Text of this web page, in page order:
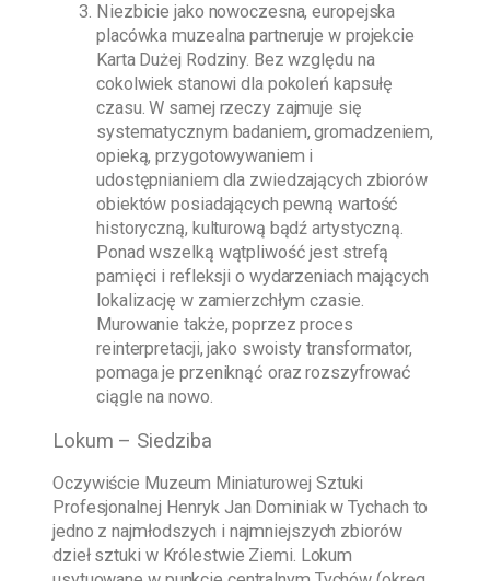
Niezbicie jako nowoczesna, europejska
placówka muzealna partneruje w projekcie
Karta Dużej Rodziny. Bez względu na
cokolwiek stanowi dla pokoleń kapsułę
czasu. W samej rzeczy zajmuje się
systematycznym badaniem, gromadzeniem,
opieką, przygotowywaniem i
udostępnianiem dla zwiedzających zbiorów
obiektów posiadających pewną wartość
historyczną, kulturową bądź artystyczną.
Ponad wszelką wątpliwość jest strefą
pamięci i refleksji o wydarzeniach mających
lokalizację w zamierzchłym czasie.
Murowanie także, poprzez proces
reinterpretacji, jako swoisty transformator,
pomaga je przeniknąć oraz rozszyfrować
ciągle na nowo.
Lokum – Siedziba
Oczywiście Muzeum Miniaturowej Sztuki
Profesjonalnej Henryk Jan Dominiak w Tychach to
jedno z najmłodszych i najmniejszych zbiorów
dzieł sztuki w Królestwie Ziemi. Lokum